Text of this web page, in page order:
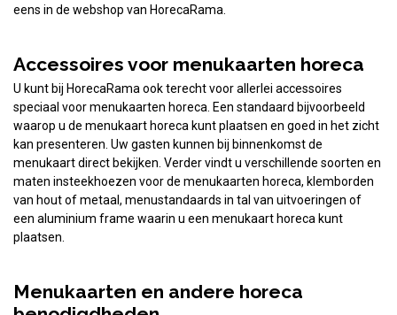
eens in de webshop van HorecaRama.
Accessoires voor menukaarten horeca
U kunt bij HorecaRama ook terecht voor allerlei accessoires
speciaal voor menukaarten horeca. Een standaard bijvoorbeeld
waarop u de menukaart horeca kunt plaatsen en goed in het zicht
kan presenteren. Uw gasten kunnen bij binnenkomst de
menukaart direct bekijken. Verder vindt u verschillende soorten en
maten insteekhoezen voor de menukaarten horeca, klemborden
van hout of metaal, menustandaards in tal van uitvoeringen of
een aluminium frame waarin u een menukaart horeca kunt
plaatsen.
Menukaarten en andere horeca